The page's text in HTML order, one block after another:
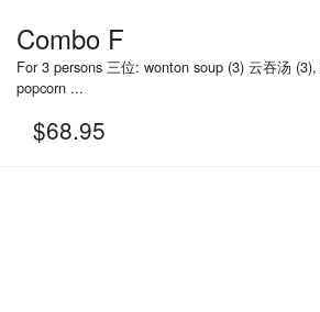
Combo F
For 3 persons 三位: wonton soup (3) 云吞汤
popcorn ...
$68.95